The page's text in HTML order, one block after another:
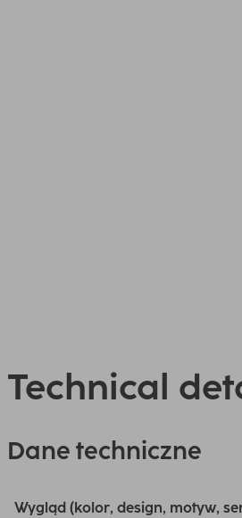
Technical
Dane techniczne
Wygląd (kolor, design, motyw,